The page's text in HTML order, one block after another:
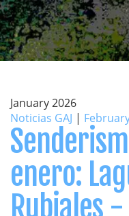
January 2026
Noticias GAJ |
enero:
Rubiales